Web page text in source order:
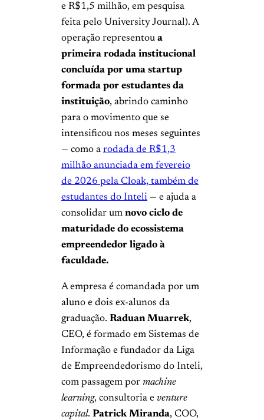
e R$1,5 milhão, em pesquisa
feita pelo University Journal). A
operação representou a
primeira rodada institucional
concluída por uma startup
formada por estudantes da
instituição, abrindo caminho
para o movimento que se
intensificou nos meses seguintes
— como a rodada de R$1,3
milhão anunciada em fevereio
de 2026 pela Cloak, também de
estudantes do Inteli — e ajuda a
consolidar um novo ciclo de
maturidade do ecossistema
empreendedor ligado à
faculdade.
A empresa é comandada por um
aluno e dois ex-alunos da
graduação. Raduan Muarrek,
CEO, é formado em Sistemas de
Informação e fundador da Liga
de Empreendedorismo do Inteli,
com passagem por machine
learning, consultoria e venture
capital. Patrick Miranda, COO,